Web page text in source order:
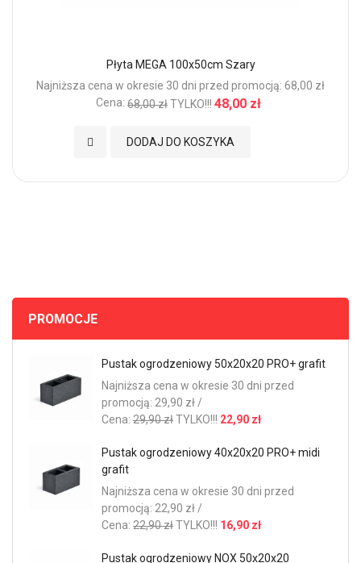
Płyta MEGA 100x50cm Szary
Najniższa cena w okresie 30 dni przed promocją: 68,00 zł
Cena: 68,00 złTYLKO!!! 48,00 zł
DODAJ DO KOSZYKA
Dodaj do Ulubionych
PROMOCJE
Pustak ogrodzeniowy 50x20x20 PRO+ grafit
Najniższa cena w okresie 30 dni przed
promocją: 29,90 zł /
Cena: 29,90 złTYLKO!!! 22,90 zł
Pustak ogrodzeniowy 40x20x20 PRO+ midi
grafit
Najniższa cena w okresie 30 dni przed
promocją: 22,90 zł /
Cena: 22,90 złTYLKO!!! 16,90 zł
Pustak ogrodzeniowy NOX 50x20x20